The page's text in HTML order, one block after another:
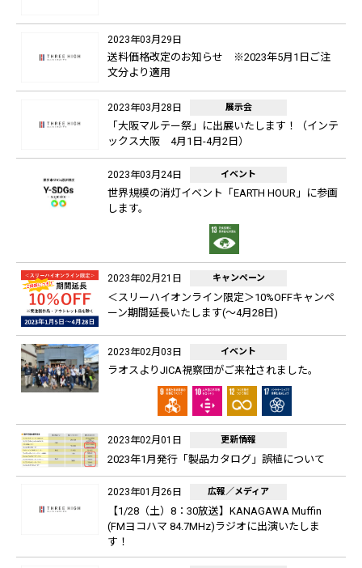
2023年03月29日
送料価格改定のお知らせ ※2023年5月1日ご注
文分より適用
2023年03月28日 展示会
「大阪マルテー祭」に出展いたします！（インテ
ックス大阪 4月1日-4月2日）
2023年03月24日 イベント
世界規模の消灯イベント「EARTH HOUR」に参画
します。
2023年02月21日 キャンペーン
＜スリーハイオンライン限定＞10%OFFキャンペ
ーン期間延長いたします(～4月28日)
2023年02月03日 イベント
ラオスよりJICA視察団がご来社されました。
2023年02月01日 更新情報
2023年1月発行「製品カタログ」誤植について
2023年01月26日 広報／メディア
【1/28（土）8：30放送】KANAGAWA Muffin
(FMヨコハマ 84.7MHz)ラジオに出演いたしま
す！